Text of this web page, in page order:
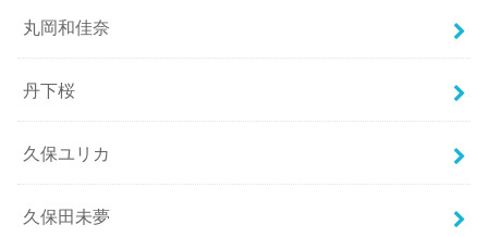
丸岡和佳奈
丹下桜
久保ユリカ
久保田未夢